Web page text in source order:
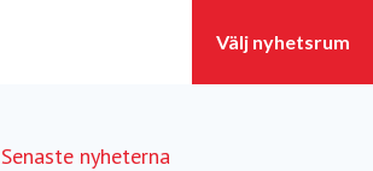
Senaste nyheterna